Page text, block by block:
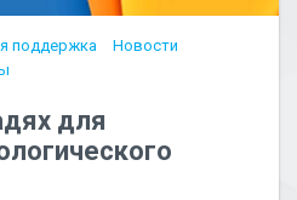
поддержка
Новости
для